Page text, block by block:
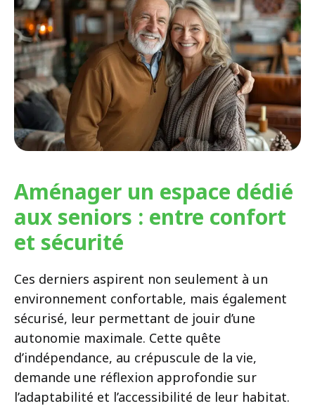
Aménager un espace dédié
aux seniors : entre confort
et sécurité
Ces derniers aspirent non seulement à un
environnement confortable, mais également
sécurisé, leur permettant de jouir d’une
autonomie maximale. Cette quête
d’indépendance, au crépuscule de la vie,
demande une réflexion approfondie sur
l’adaptabilité et l’accessibilité de leur habitat.